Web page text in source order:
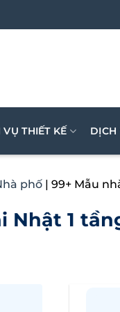
VỤ THIẾT KẾ DỊCH
phố | 99+ Mẫu
Nhật 1